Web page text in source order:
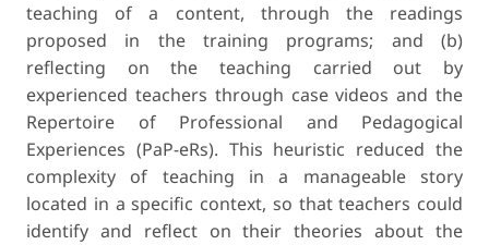
teaching of a content, through the readings
proposed in the training programs; and (b)
reflecting on the teaching carried out by
experienced teachers through case videos and the
Repertoire of Professional and Pedagogical
Experiences (PaP-eRs). This heuristic reduced the
complexity of teaching in a manageable story
located in a specific context, so that teachers could
identify and reflect on their theories about the